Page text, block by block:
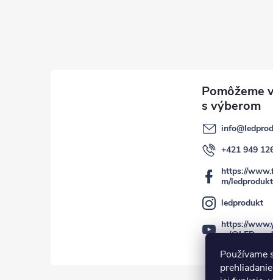
Používame
info@
+421 949
https://
m/
ledprodukt
https://
m/